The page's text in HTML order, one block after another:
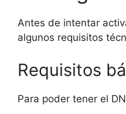
Antes de intentar
algunos requisitos
Requisitos
Para poder tener el